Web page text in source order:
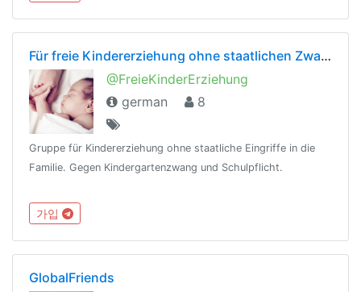
Für freie Kindererziehung ohne staatlichen Zwang
@FreieKinderErziehung
german
8
Gruppe für Kindererziehung ohne staatliche Eingriffe in die
Familie. Gegen Kindergartenzwang und Schulpflicht.
가입
GlobalFriends